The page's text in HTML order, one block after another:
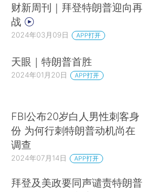
财新周刊｜拜登特朗普迎向再
战
2024年03月09日 APP打开
天眼｜特朗普首胜
2024年01月20日 APP打开
FBI公布20岁白人男性刺客身
份 为何行刺特朗普动机尚在
调查
2024年07月14日 APP打开
拜登及美政要同声谴责特朗普